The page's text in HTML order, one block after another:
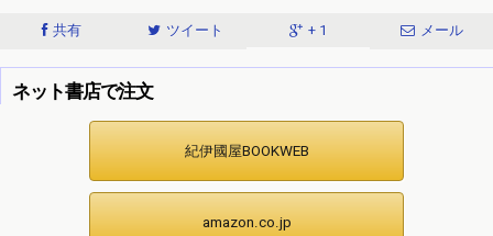
共有 ツイート + 1 メール
ネット書店で注文
紀伊國屋BOOKWEB
amazon.co.jp